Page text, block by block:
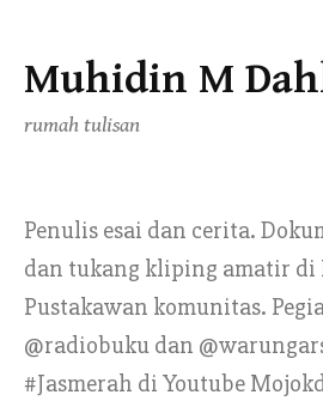
Skip
content
Muhidin M
rumah tulisan
Penulis esai dan cerita.
dan tukang kliping amatir di
Pustakawan komunitas.
@radiobuku dan
#Jasmerah di Youtube